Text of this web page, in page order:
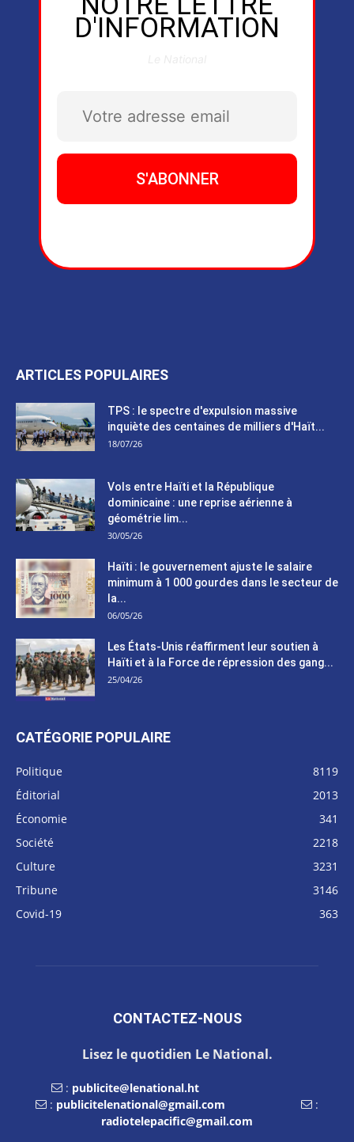
D'INFORMATION
ARTICLES POPULAIRES
TPS : le spectre d'expulsion massive
inquiète des centaines de milliers d'Haït...
18/07/26
Vols entre Haïti et la République
dominicaine : une reprise aérienne à
géométrie lim...
30/05/26
Haïti : le gouvernement ajuste le salaire
minimum à 1 000 gourdes dans le secteur de
la...
06/05/26
Les États-Unis réaffirment leur soutien à
Haïti et à la Force de répression des gang...
25/04/26
CATÉGORIE POPULAIRE
Politique
8119
Éditorial
2013
Économie
341
Société
2218
Culture
3231
Tribune
3146
Covid-19
363
CONTACTEZ-NOUS
Lisez le quotidien Le National.
: publicite@lenational.ht
: publicitelenational@gmail.com
:
radiotelepacific@gmail.com